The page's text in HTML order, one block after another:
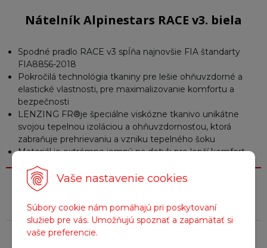
Vaše nastavenie cookies
Súbory cookie nám pomáhajú pri poskytovaní
služieb pre vás. Umožňujú spoznať a zapamätať si
vaše preferencie.
Nátelník Alpinestars RACE v3. biela
Spodné pradlo RACE v3 spĺňa najnovšie FIA štandarty
FIA8856-2018
Pokročilá technológia tkaniny pre lešie ohňuvzdorné a
elastické vlastnosti, pre maximalizovanie komfortu a
bezpečnosti
LENZING FR®je špeciálne viskózne tkanivo unikátne
svojou tepelnou izoláciou a ohňuvzdornosťou, ktorá
zabraňuje prehrievaniu a vzniku tepelného šoku
Materiál je extrémne jemný na dotyk pre lepší komfort
Farba